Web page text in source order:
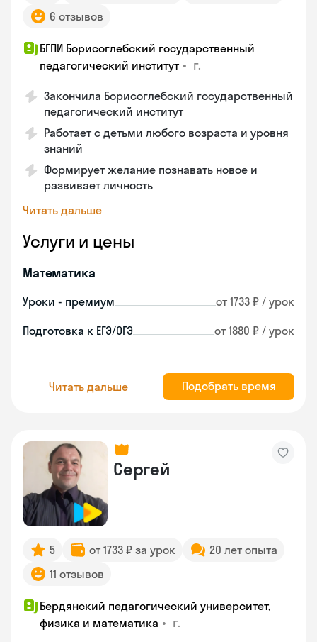
6 отзывов
БГПИ Борисоглебский государственный
педагогический институт • г.
Закончила Борисоглебский государственный
педагогический институт
Работает с детьми любого возраста и уровня
знаний
Формирует желание познавать новое и
развивает личность
Читать дальше
Услуги и цены
Математика
Уроки - премиум от 1733 ₽ / урок
Подготовка к ЕГЭ/ОГЭ от 1880 ₽ / урок
Читать дальше Подобрать время
Сергей
5 от 1733 ₽ за урок
20 лет опыта
11 отзывов
Бердянский педагогический университет,
физика и математика • г.